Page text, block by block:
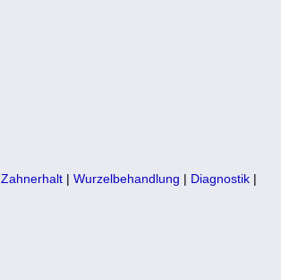
Zahnerhalt | Wurzelbehandlung | Diagnostik |